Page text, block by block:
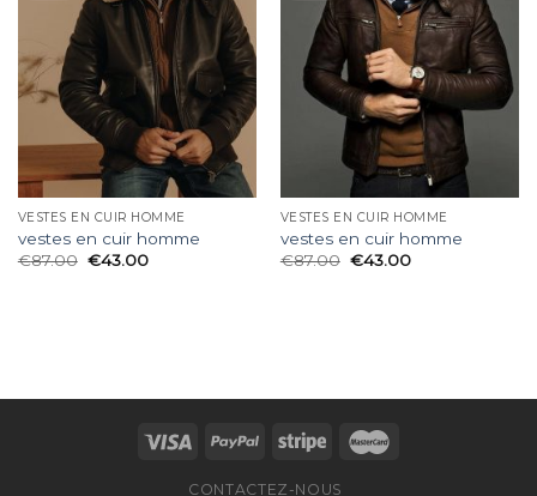
VESTES EN CUIR HOMME
vestes en cuir homme
€87.00 €43.00
VESTES EN CUIR HOMME
vestes en cuir homme
€87.00 €43.00
CONTACTEZ-NOUS